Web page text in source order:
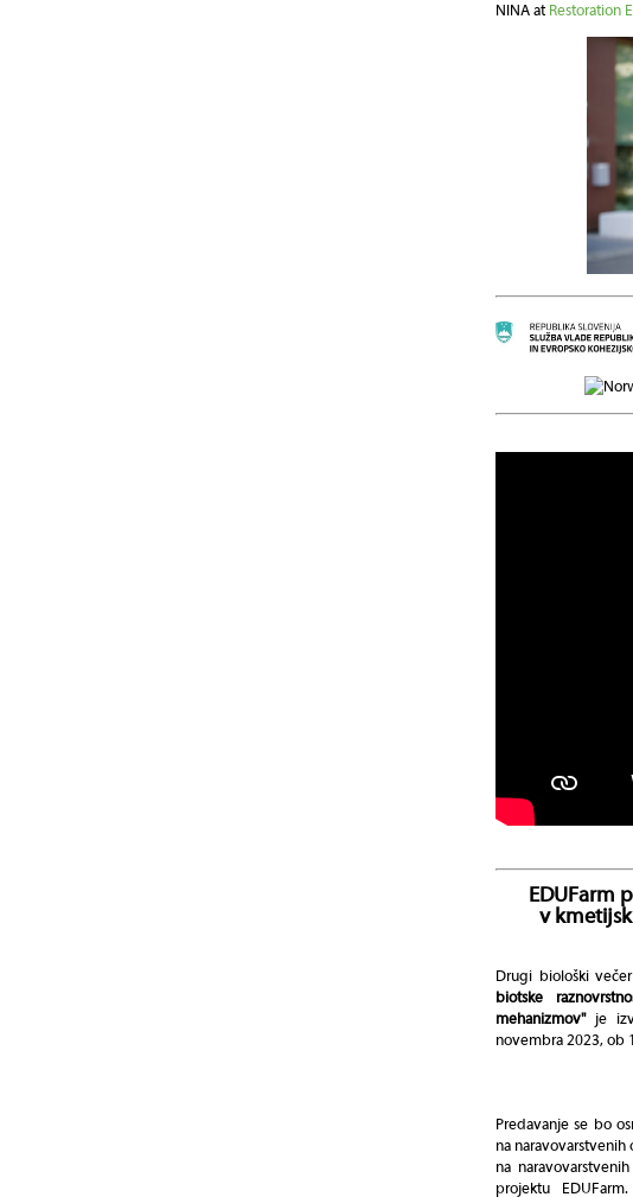
NINA at Restoration
EDUFarm
v
Drugi biološki
biotske
mehanizmov"je
novembra 2023, ob
Predavanje se bo
na
na
projektu